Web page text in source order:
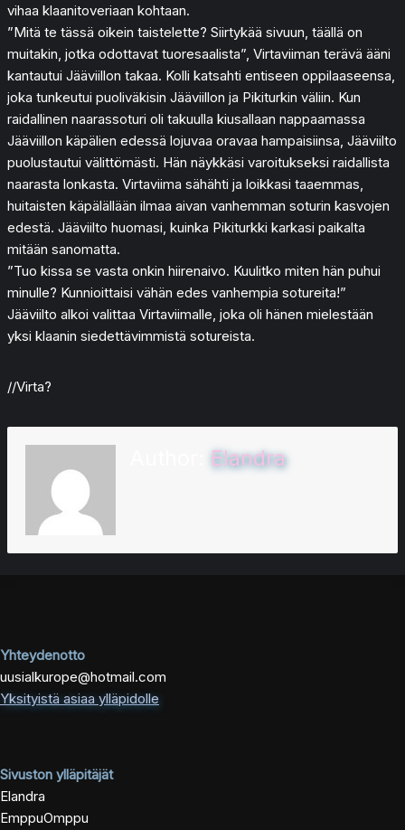
vihaa klaanitoveriaan kohtaan.
”Mitä te tässä oikein taistelette? Siirtykää sivuun, täällä on
muitakin, jotka odottavat tuoresaalista”, Virtaviiman terävä ääni
kantautui Jääviillon takaa. Kolli katsahti entiseen oppilaaseensa,
joka tunkeutui puoliväkisin Jääviillon ja Pikiturkin väliin. Kun
raidallinen naarassoturi oli takuulla kiusallaan nappaamassa
Jääviillon käpälien edessä lojuvaa oravaa hampaisiinsa, Jääviilto
puolustautui välittömästi. Hän näykkäsi varoitukseksi raidallista
naarasta lonkasta. Virtaviima sähähti ja loikkasi taaemmas,
huitaisten käpälällään ilmaa aivan vanhemman soturin kasvojen
edestä. Jääviilto huomasi, kuinka Pikiturkki karkasi paikalta
mitään sanomatta.
”Tuo kissa se vasta onkin hiirenaivo. Kuulitko miten hän puhui
minulle? Kunnioittaisi vähän edes vanhempia sotureita!”
Jääviilto alkoi valittaa Virtaviimalle, joka oli hänen mielestään
yksi klaanin siedettävimmistä sotureista.
//Virta?
Elandra
Yhteydenotto
uusialkurope@hotmail.com
Yksityistä asiaa ylläpidolle
Sivuston ylläpitäjät
Elandra
EmppuOmppu